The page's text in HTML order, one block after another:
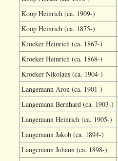
Koop Heinrich (ca. 1909-)
Koop Heinrich (ca. 1875-)
Kroeker Heinrich (ca. 1867-)
Kroeker Heinrich (ca. 1868-)
Kroeker Nikolaus (ca. 1904-)
Langemann Aron (ca. 1901-)
Langemann Bernhard (ca. 1903-)
Langemann Heinrich (ca. 1905-)
Langemann Jakob (ca. 1894-)
Langemann Johann (ca. 1898-)